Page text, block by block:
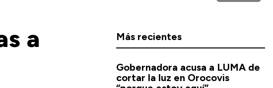
a
Más recientes
Gobernadora acusa a LUMA de
cortar la luz en Orocovis